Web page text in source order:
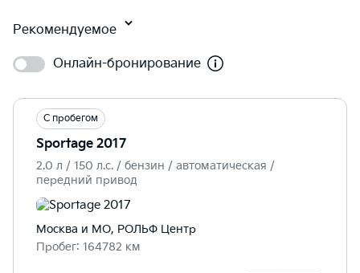
Рекомендуемое
Онлайн-бронирование
С пробегом
Sportage 2017
2.0 л / 150 л.c. / бензин / автоматическая /
передний привод
Москва и МО, РОЛЬФ Центр
Пробег: 164782 км